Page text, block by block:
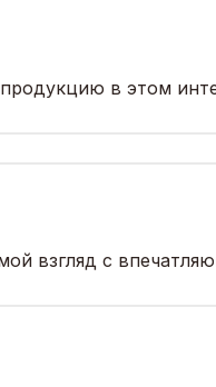
в этом
взгляд с